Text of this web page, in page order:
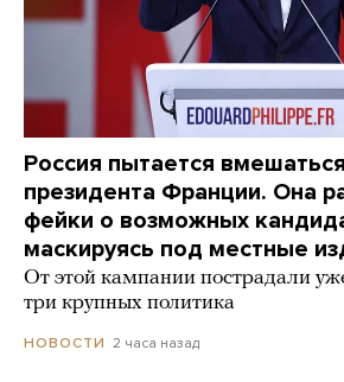
Россия пытается
президента Франции. Она
фейки о возможных
маскируясь под местные
От этой кампании пострадали
три крупных политика
НОВОСТИ 2 часа назад